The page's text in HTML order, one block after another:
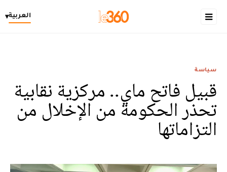
العربية▾
سياسة
قبيل فاتح ماي.. مركزية نقابية
تحذر الحكومة من الإخلال من
التزاماتها